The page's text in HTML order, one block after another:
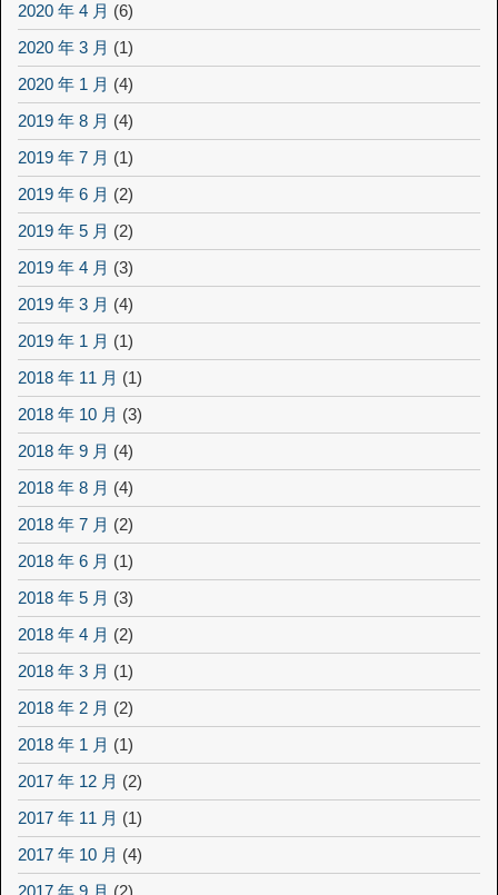
2020 年 4 月 (6)
2020 年 3 月 (1)
2020 年 1 月 (4)
2019 年 8 月 (4)
2019 年 7 月 (1)
2019 年 6 月 (2)
2019 年 5 月 (2)
2019 年 4 月 (3)
2019 年 3 月 (4)
2019 年 1 月 (1)
2018 年 11 月 (1)
2018 年 10 月 (3)
2018 年 9 月 (4)
2018 年 8 月 (4)
2018 年 7 月 (2)
2018 年 6 月 (1)
2018 年 5 月 (3)
2018 年 4 月 (2)
2018 年 3 月 (1)
2018 年 2 月 (2)
2018 年 1 月 (1)
2017 年 12 月 (2)
2017 年 11 月 (1)
2017 年 10 月 (4)
2017 年 9 月 (2)